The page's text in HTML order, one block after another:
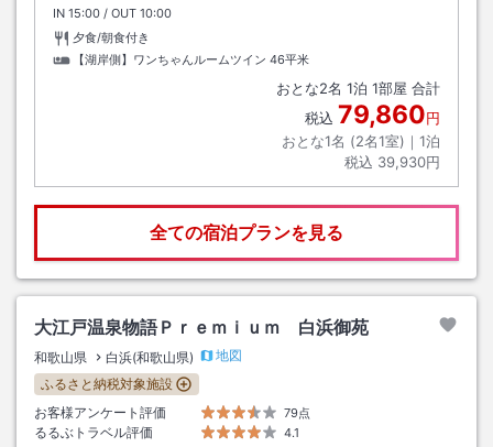
IN チェックイン
15:00 / OUT チェックアウト
10:00
夕食/朝食付き
【湖岸側】ワンちゃんルームツイン 46平米
おとな2名 1泊 1部屋 合計
税込 79,860円
おとな1名 (2名1室)｜ 1泊
税込 39,930円
全ての宿泊プランを見る
大江戸温泉物語Ｐｒｅｍｉｕｍ 白浜御苑
和歌山県 白浜(和歌山県)
地図
ふるさと納税対象施設
お客様アンケート評価
79点
るるぶトラベル評価
4.1